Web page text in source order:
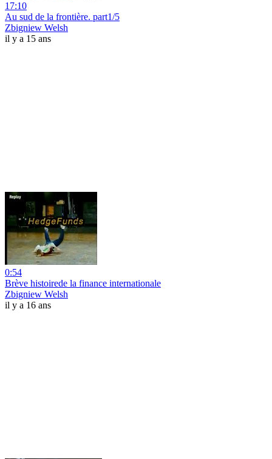
17:10
Au sud de la frontière. part1/5
Zbigniew Welsh
il y a 15 ans
0:54
Brève histoirede la finance internationale
Zbigniew Welsh
il y a 16 ans